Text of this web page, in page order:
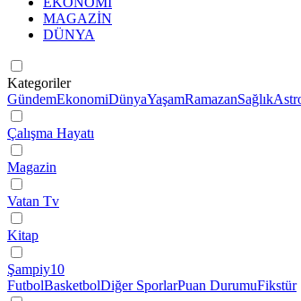
MAGAZİN
DÜNYA
Kategoriler
GündemEkonomiDünyaYaşamRamazanSağlık
Çalışma Hayatı
Magazin
Vatan Tv
Kitap
Şampiy10
FutbolBasketbolDiğer SporlarPuan DurumuFikstür